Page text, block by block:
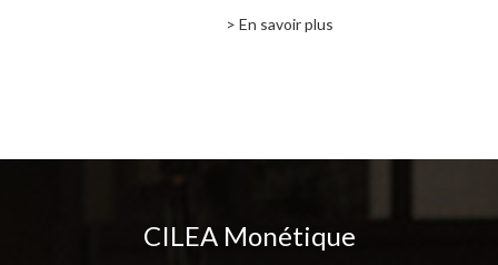
> En savoir plus
CILEA Monétique